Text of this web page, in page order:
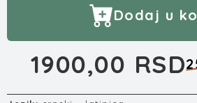
Dodaj u
1900,00 RSD